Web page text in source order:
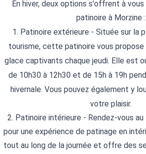
En hiver, deux options s'offrent à
patinoire à Morzine :
1. Patinoire extérieure - Située sur la
tourisme, cette patinoire vous
glace captivants chaque jeudi. Elle est
de 10h30 à 12h30 et de 15h à 19h
hivernale. Vous pouvez également y
votre plaisir.
2. Patinoire intérieure - Rendez-vous
pour une expérience de patinage en
tout au long de la journée et offre des